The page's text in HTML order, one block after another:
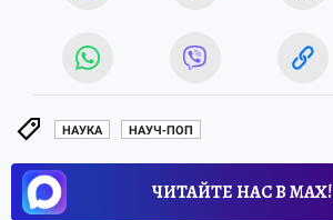
НАУКА НАУЧ-ПОП
ЧИТАЙТЕ НАС В МАХ!